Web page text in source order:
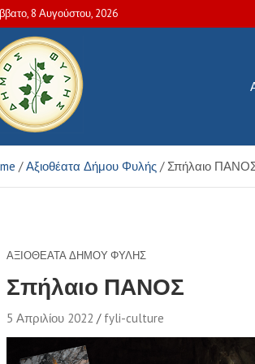
γραμμή εργαλείων
8 Αυγούστου, 2026
και
Αξιοθέατα Δήμου Φυλής Σπήλαιο
ΑΞΙΟΘΈΑΤΑ ΔΉΜΟΥ ΦΥΛΉΣ
Σπήλαιο ΠΑΝΟΣ
5 Απριλίου 2022 fyli-culture